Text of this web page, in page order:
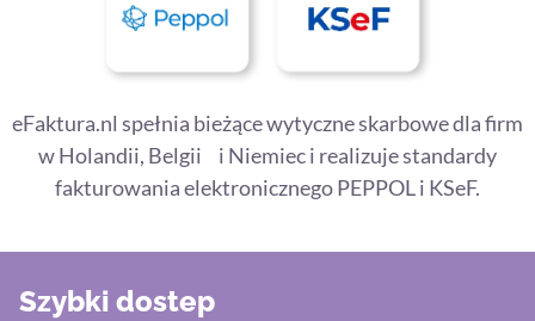
eFaktura.nl spełnia bieżące wytyczne skarbowe dla firm
w Holandii, Belgii i Niemiec i realizuje standardy
fakturowania elektronicznego PEPPOL i KSeF.
Szybki dostep